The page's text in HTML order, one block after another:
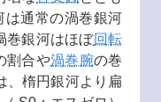
は通常の渦巻銀河
巻銀河はほぼ回転
割合や渦巻腕の巻
、楕円銀河より扁